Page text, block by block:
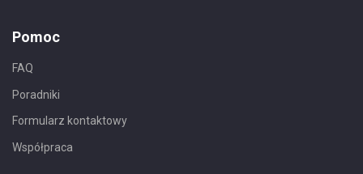
Pomoc
FAQ
Poradniki
Formularz kontaktowy
Współpraca